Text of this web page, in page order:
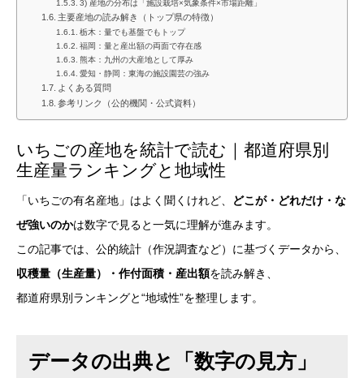
3) 産地の分布は「施設栽培×気象条件×市場距離」
主要産地の読み解き（トップ県の特徴）
栃木：量でも基盤でもトップ
福岡：量と産出額の両面で存在感
熊本：九州の大産地として厚み
愛知・静岡：東海の施設園芸の強み
よくある質問
参考リンク（公的機関・公式資料）
いちごの産地を統計で読む｜都道府県別
生産量ランキングと地域性
「いちごの有名産地」はよく聞くけれど、
どこが・どれだけ・な
ぜ強いのかは数字で見ると一気に理解が進みます。
この記事では、公的統計（作況調査など）に基づくデータから、
収穫量（生産量）・作付面積・産出額を読み解き、
都道府県別ランキングと“地域性”を整理します。
データの出典と「数字の見方」